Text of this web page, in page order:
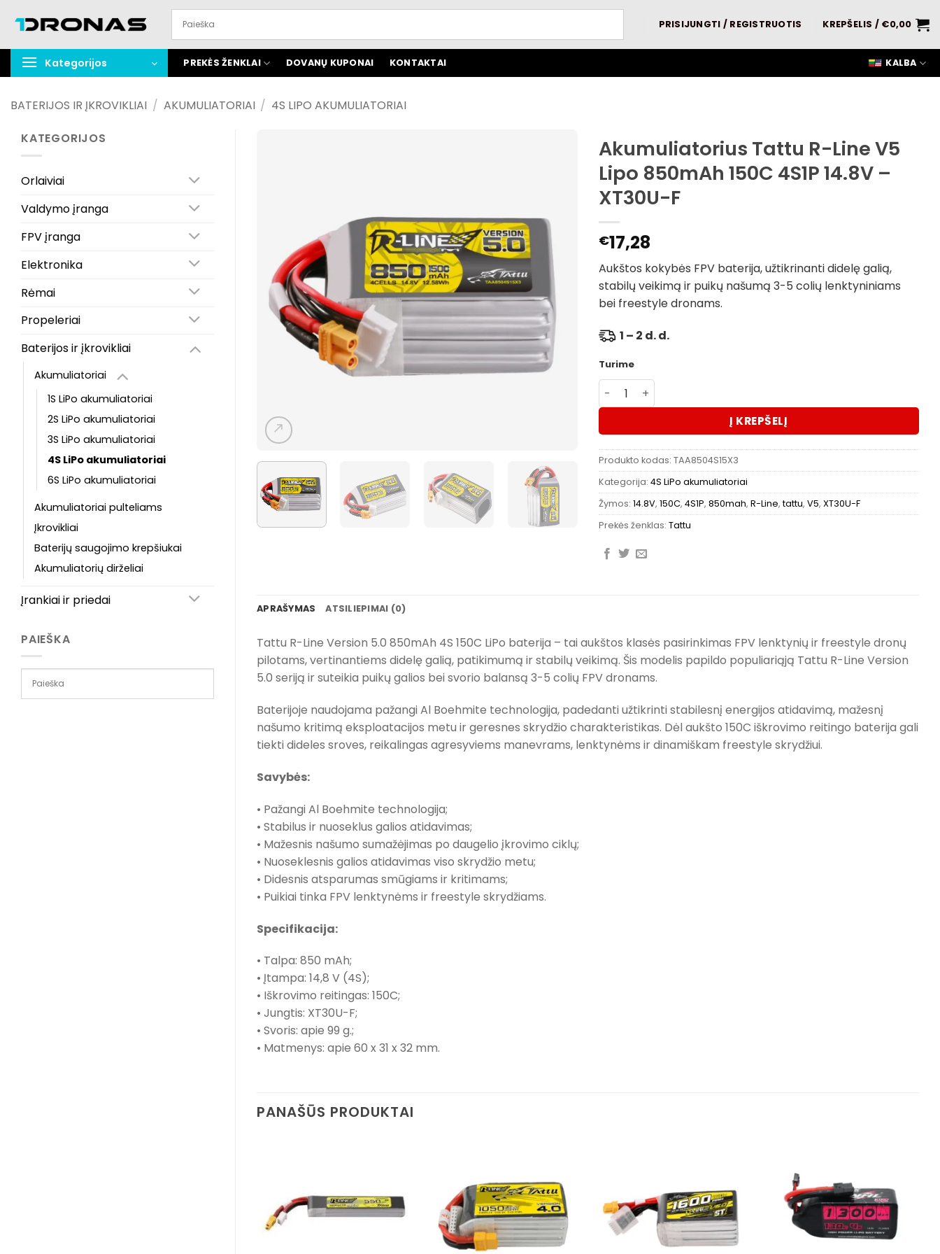
turinį
PRISIJUNGTI / REGISTRUOTIS KREPŠELIS / €0,00
Kategorijos PREKĖS ŽENKLAI DOVANŲ KUPONAI KONTAKTAI KALBA
BATERIJOS IR ĮKROVIKLIAI / AKUMULIATORIAI / 4S LIPO AKUMULIATORIAI
KATEGORIJOS
Orlaiviai
Valdymo įranga
FPV įranga
Elektronika
Rėmai
Propeleriai
Baterijos ir įkrovikliai
Akumuliatoriai
1S LiPo akumuliatoriai
2S LiPo akumuliatoriai
3S LiPo akumuliatoriai
4S LiPo akumuliatoriai
6S LiPo akumuliatoriai
Akumuliatoriai pulteliams
Įkrovikliai
Baterijų saugojimo krepšiukai
Akumuliatorių dirželiai
Įrankiai ir priedai
PAIEŠKA
Akumuliatorius Tattu R-Line V5
Lipo 850mAh 150C 4S1P 14.8V –
XT30U-F
€17,28
Aukštos kokybės FPV baterija, užtikrinanti didelę galią,
stabilų veikimą ir puikų našumą 3-5 colių lenktyniniams
bei freestyle dronams.
1 – 2 d. d.
Turime
produkto kiekis: Akumuliatorius Tattu R-Line V5 Lipo 850mAh
Į KREPŠELĮ
Produkto kodas: TAA8504S15X3
Kategorija: 4S LiPo akumuliatoriai
Žymos: 14.8V, 150C, 4S1P, 850mah, R-Line,tattu, V5, XT30U-F
Prekės ženklas: Tattu
APRAŠYMAS ATSILIEPIMAI (0)
Tattu R-Line Version 5.0 850mAh 4S 150C LiPo baterija – tai aukštos klasės pasirinkimas FPV lenktynių ir freestyle dronų
pilotams, vertinantiems didelę galią, patikimumą ir stabilų veikimą. Šis modelis papildo populiariąją Tattu R-Line Version
5.0 seriją ir suteikia puikų galios bei svorio balansą 3-5 colių FPV dronams.
Baterijoje naudojama pažangi Al Boehmite technologija, padedanti užtikrinti stabilesnį energijos atidavimą, mažesnį
našumo kritimą eksploatacijos metu ir geresnes skrydžio charakteristikas. Dėl aukšto 150C iškrovimo reitingo baterija gali
tiekti dideles sroves, reikalingas agresyviems manevrams, lenktynėms ir dinamiškam freestyle skrydžiui.
Savybės:
• Pažangi Al Boehmite technologija;
• Stabilus ir nuoseklus galios atidavimas;
• Mažesnis našumo sumažėjimas po daugelio įkrovimo ciklų;
• Nuoseklesnis galios atidavimas viso skrydžio metu;
• Didesnis atsparumas smūgiams ir kritimams;
• Puikiai tinka FPV lenktynėms ir freestyle skrydžiams.
Specifikacija:
• Talpa: 850 mAh;
• Įtampa: 14,8 V (4S);
• Iškrovimo reitingas: 150C;
• Jungtis: XT30U-F;
• Svoris: apie 99 g.;
• Matmenys: apie 60 x 31 x 32 mm.
PANAŠŪS PRODUKTAI